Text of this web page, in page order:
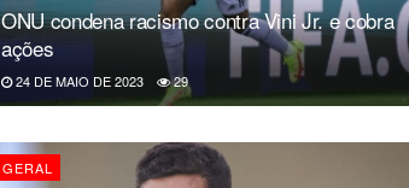
ONU condena racismo contra Vini Jr. e cobra
ações
24 DE MAIO DE 2023 29
GERAL